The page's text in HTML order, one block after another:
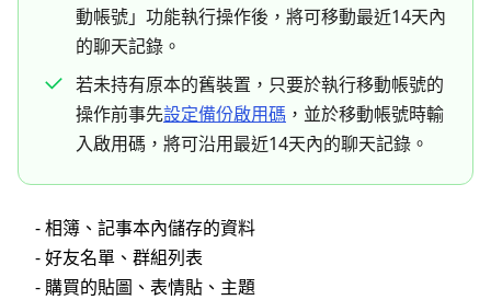
動帳號」功能執行操作後，將可移動最近14天內
的聊天記錄。
若未持有原本的舊裝置，只要於執行移動帳號的
操作前事先設定備份啟用碼 ，並於移動帳號時輸
入啟用碼，將可沿用最近14天內的聊天記錄。
- 相簿、記事本內儲存的資料
- 好友名單、群組列表
- 購買的貼圖、表情貼、主題